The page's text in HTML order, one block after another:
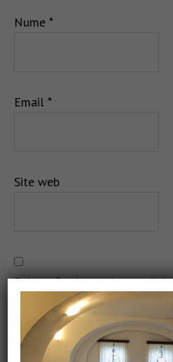
Nume *
Email *
Site web
Salvează-mi numele,
navigator pentru data